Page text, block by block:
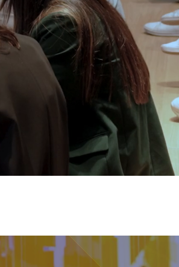
Immagine